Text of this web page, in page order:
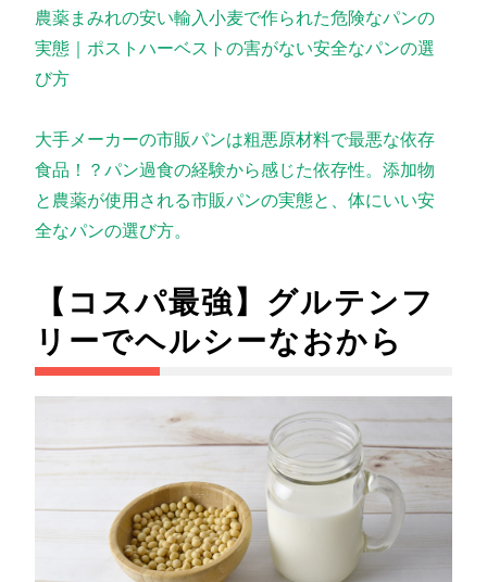
農薬まみれの安い輸入小麦で作られた危険なパンの
実態｜ポストハーベストの害がない安全なパンの選
び方
大手メーカーの市販パンは粗悪原材料で最悪な依存
食品！？パン過食の経験から感じた依存性。添加物
と農薬が使用される市販パンの実態と、体にいい安
全なパンの選び方。
【コスパ最強】グルテンフ
リーでヘルシーなおから